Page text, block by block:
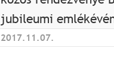
jubileumi
2017.11.07.